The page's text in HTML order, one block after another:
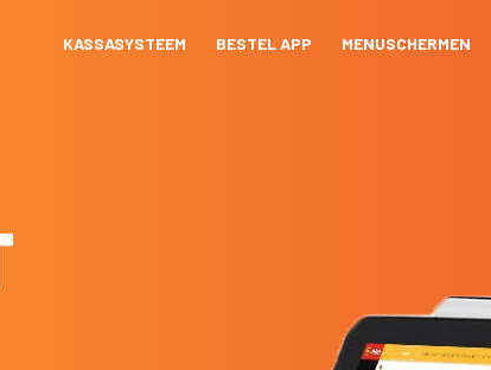
KASSASYSTEEM BESTEL APP MENUSCHERMEN